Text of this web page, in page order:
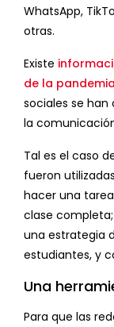
WhatsApp,
otras.
Existe
de la pandemia
sociales se
la
Tal es el caso
fueron
hacer una
clase
una estrategia
estudiantes, y
Una
Para que las